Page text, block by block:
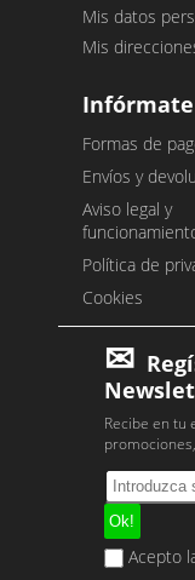
Mis datos
Mis
Infórmate
Formas de
Envíos y
Aviso legal y
Política de
Cookies
Recibe en tu
Acepto